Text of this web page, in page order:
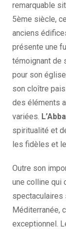
remarquable
5ème siècle,
anciens
présente une
témoignant de
pour son
son cloître
des éléments
variées.
spiritualité et
les fidèles et
Outre son
une colline qui
spectaculaires
Méditerranée,
exceptionnel.